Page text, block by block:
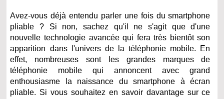
Avez-vous déjà entendu parler une fois du smartphone
pliable ? Si non, sachez qu'il ne s'agit que d'une
nouvelle technologie avancée qui fera très bientôt son
apparition dans l'univers de la téléphonie mobile. En
effet, nombreuses sont les grandes marques de
téléphonie mobile qui annoncent avec grand
enthousiasme la naissance du smartphone à écran
pliable. Si vous souhaitez en savoir davantage sur ce